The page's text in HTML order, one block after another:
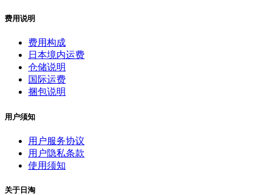
费用说明
费用构成
日本境内运费
仓储说明
国际运费
捆包说明
用户须知
用户服务协议
用户隐私条款
使用须知
关于日淘